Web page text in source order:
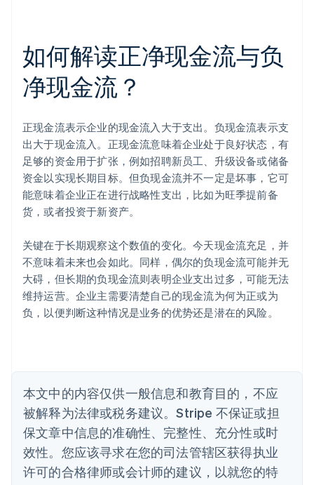
如何解读正净现金流与负
净现金流？
正现金流表示企业的现金流入大于支出。负现金流表示支
出大于现金流入。正现金流意味着企业处于良好状态，有
足够的资金用于扩张，例如招聘新员工、升级设备或储备
资金以实现长期目标。但负现金流并不一定是坏事，它可
能意味着企业正在进行战略性支出，比如为旺季提前备
货，或者投资于新资产。
关键在于长期观察这个数值的变化。今天现金流充足，并
不意味着未来也会如此。同样，偶尔的负现金流可能并无
大碍，但长期的负现金流则表明企业支出过多，可能无法
维持运营。企业主需要清楚自己的现金流为何为正或为
负，以便判断这种情况是业务的优势还是潜在的风险。
本文中的内容仅供一般信息和教育目的，不应
被解释为法律或税务建议。Stripe 不保证或担
保文章中信息的准确性、完整性、充分性或时
效性。您应该寻求在您的司法管辖区获得执业
许可的合格律师或会计师的建议，以就您的特
阿联酋
English
爱尔兰
English
爱沙尼亚
English
奥地利
DeutschEnglish
English
巴西
PortuguêsEnglish
保加利亚
English
比利时
丹麦
English
德国
DeutschEnglish
法国
芬兰
English Svenska